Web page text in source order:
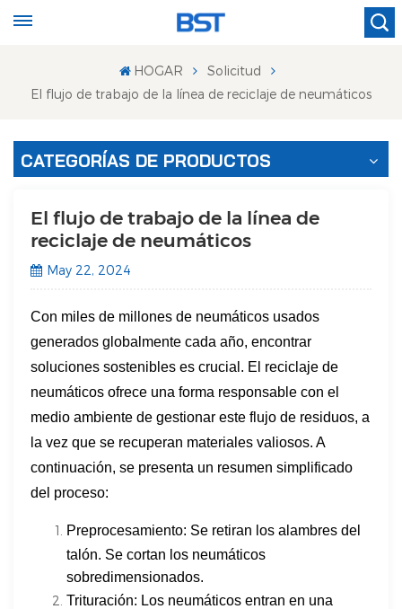
HOGAR
Solicitud
El flujo de trabajo de la línea de reciclaje de neumáticos
CATEGORÍAS DE PRODUCTOS
El flujo de trabajo de la línea de
reciclaje de neumáticos
May 22, 2024
Con miles de millones de neumáticos usados
generados globalmente cada año, encontrar
soluciones sostenibles es crucial. El reciclaje de
neumáticos ofrece una forma responsable con el
medio ambiente de gestionar este flujo de residuos, a
la vez que se recuperan materiales valiosos. A
continuación, se presenta un resumen simplificado
del proceso:
Preprocesamiento: Se retiran los alambres del
talón. Se cortan los neumáticos
sobredimensionados.
Trituración: Los neumáticos entran en una